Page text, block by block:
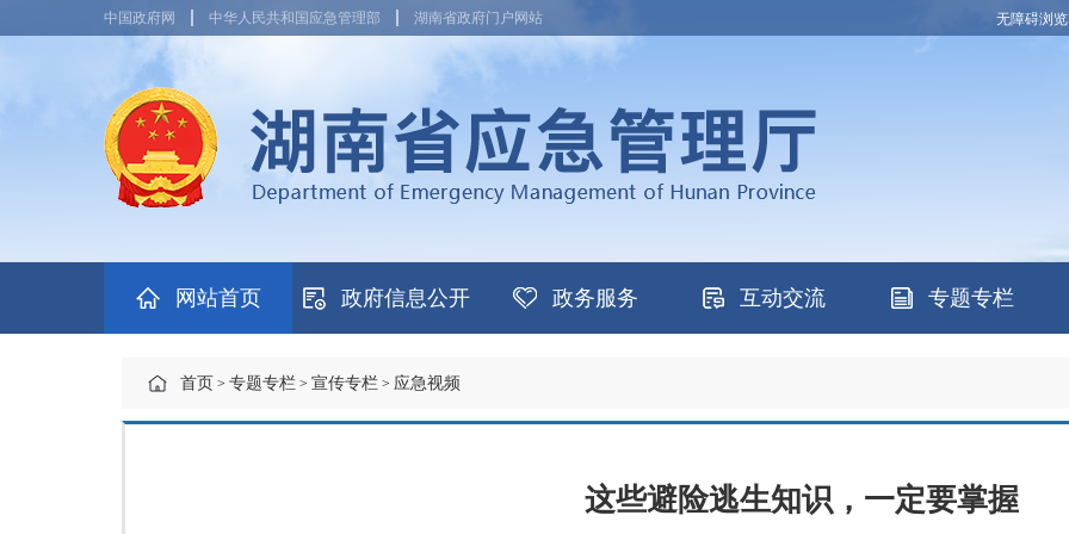
中国政府网 中华人民共和国应急管理部 湖南省政府门户网站 无障碍浏览
网站首页 政府信息公开 政务服务 互动交流 专题专栏
首页 > 专题专栏 > 宣传专栏 > 应急视频
这些避险逃生知识，一定要掌握